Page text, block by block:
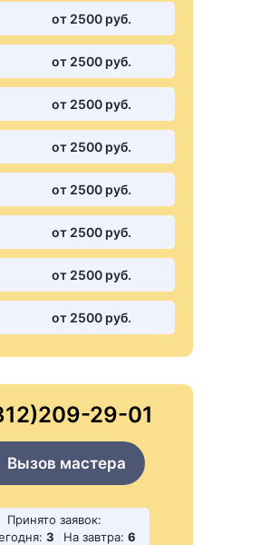
от 2500 pуб.
от 2500 pуб.
от 2500 pуб.
от 2500 pуб.
от 2500 pуб.
от 2500 pуб.
от 2500 pуб.
от 2500 pуб.
29-01
Вызов мастера
Принято заявок:
3 На завтра: 6